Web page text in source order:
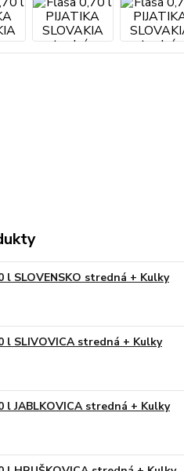
l SLOVENSKO stredná + Kulky
l SLIVOVICA stredná + Kulky
l JABLKOVICA stredná + Kulky